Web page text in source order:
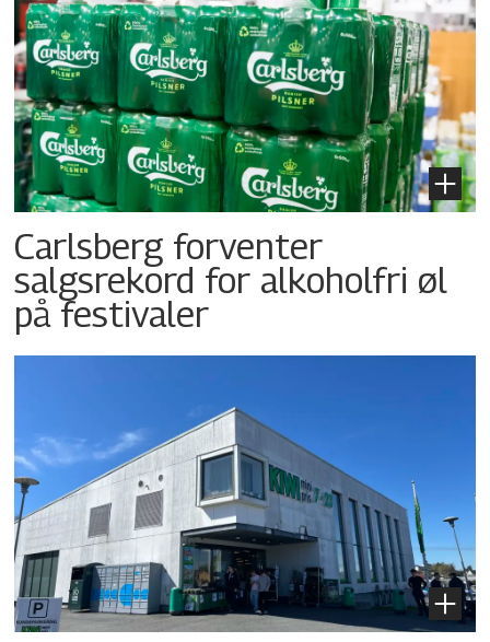
Carlsberg forventer
salgsrekord for alkoholfri øl
på festivaler